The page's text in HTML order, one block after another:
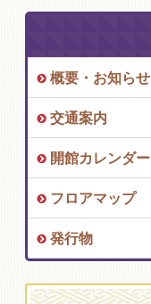
概要・お知らせ
交通案内
開館カレンダー
フロアマップ
発行物